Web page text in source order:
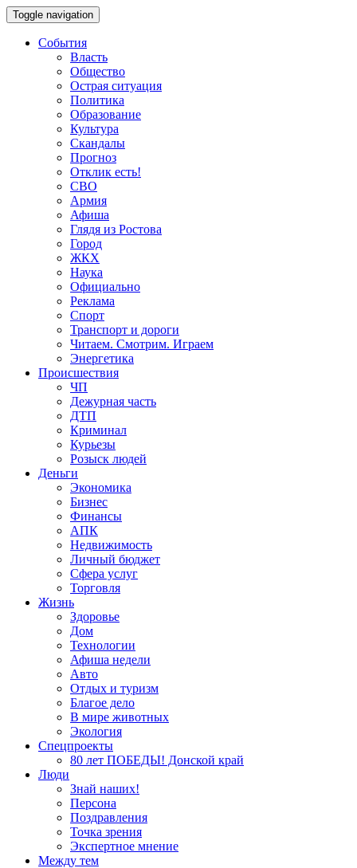
Toggle navigation
События
Власть
Общество
Острая ситуация
Политика
Образование
Культура
Скандалы
Прогноз
Отклик есть!
СВО
Армия
Афиша
Глядя из Ростова
Город
ЖКХ
Наука
Официально
Реклама
Спорт
Транспорт и дороги
Читаем. Смотрим. Играем
Энергетика
Происшествия
ЧП
Дежурная часть
ДТП
Криминал
Курьезы
Розыск людей
Деньги
Экономика
Бизнес
Финансы
АПК
Недвижимость
Личный бюджет
Сфера услуг
Торговля
Жизнь
Здоровье
Дом
Технологии
Афиша недели
Авто
Отдых и туризм
Благое дело
В мире животных
Экология
Спецпроекты
80 лет ПОБЕДЫ! Донской край
Люди
Знай наших!
Персона
Поздравления
Точка зрения
Экспертное мнение
Между тем